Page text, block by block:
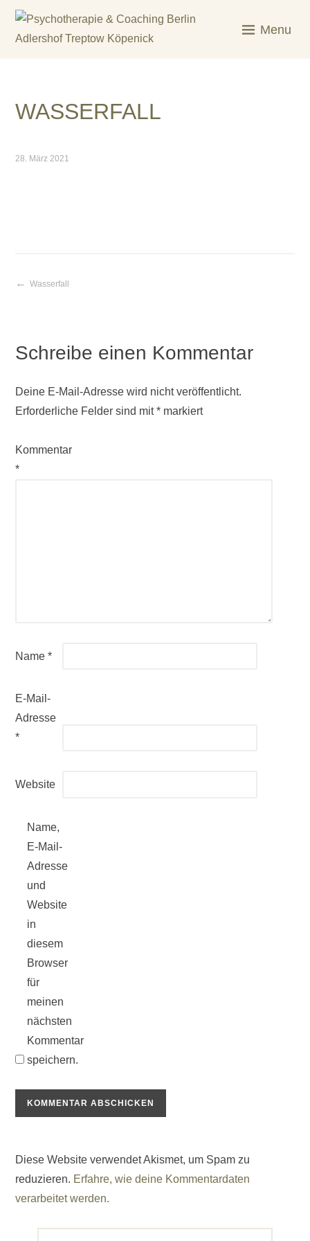
Skip
Menu
WASSERFALL
28. März 2021
Beitragsnavigation
Wasserfall
Schreibe einen Kommentar
Deine E-Mail-Adresse wird nicht veröffentlicht.
Erforderliche Felder sind mit* markiert
Kommentar
*
Name*
E-Mail-
Adresse
*
Website
Name,
E-Mail-
Adresse
und
Website
in
diesem
Browser
für
meinen
nächsten
Kommentar
speichern.
Diese Website verwendet Akismet, um Spam zu
reduzieren. Erfahre, wie deine Kommentardaten
verarbeitet werden.